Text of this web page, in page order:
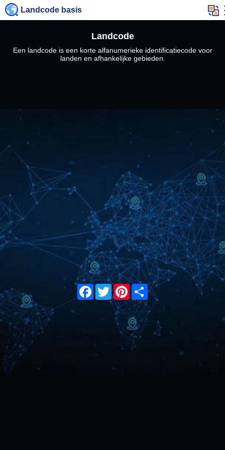
Landcode basis
Landcode
Een landcode is een korte alfanumerieke identificatiecode voor
landen en afhankelijke gebieden.
Facebook
TwitterPinterest
Share